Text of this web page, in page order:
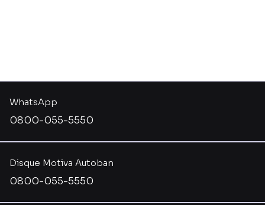
Disque Motiva Autoban
0800-055-5550
WhatsApp
0800-055-5550